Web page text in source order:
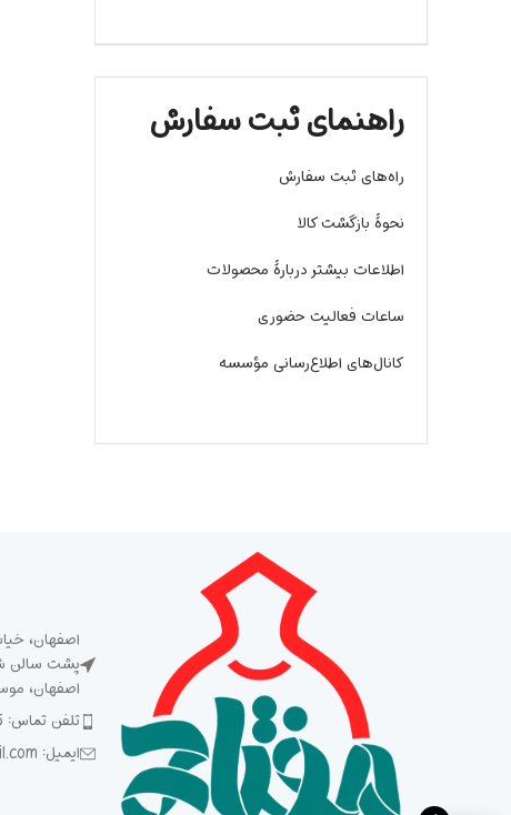
راهنمای ثبت سفارش
راه‌های ثبت سفارش
نحوۀ بازگشت کالا
اطلاعات بیشتر دربارۀ محصولات
ساعات فعالیت حضوری
کانال‌های اطلاع‌رسانی مؤسسه
اصفهان،
پشت سالن
اصفهان،
تلفن تماس: 5 93 92 92 0902
ایمیل: Meftah1394@gmail.com